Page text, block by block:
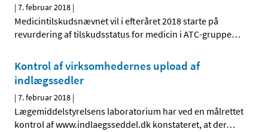
|7. februar 2018 |
Medicintilskudsnævnet vil i efteråret 2018 starte på
revurdering af tilskudsstatus for medicin i ATC-gruppe…
Kontrol af virksomhedernes upload af
indlægssedler
|7. februar 2018 |
Lægemiddelstyrelsens laboratorium har ved en målrettet
kontrol af www.indlaegsseddel.dk konstateret, at der…